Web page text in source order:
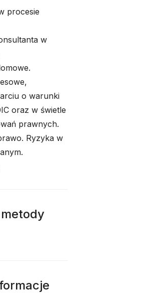
procesie
w
o warunki
oraz w świetle
prawnych.
Ryzyka w